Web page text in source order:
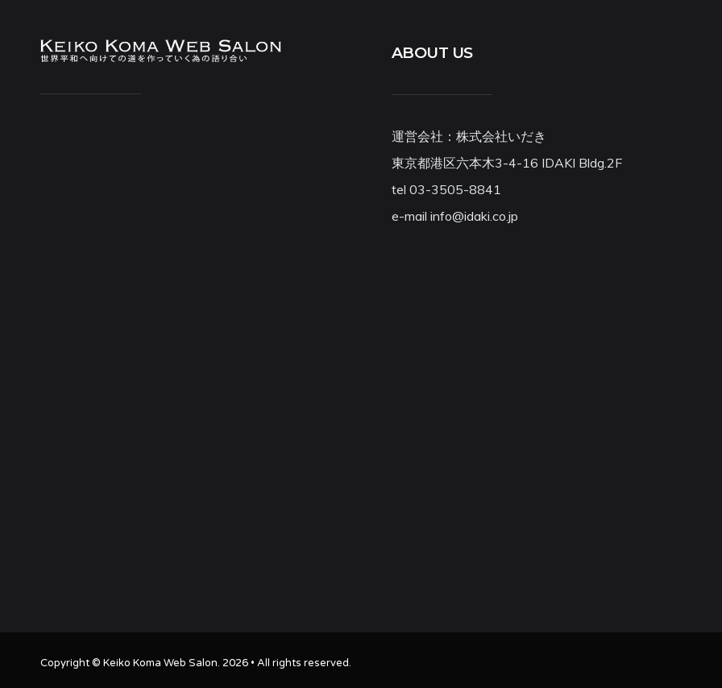
ABOUT US
運営会社：株式会社いだき
東京都港区六本木3-4-16 IDAKI Bldg.2F
tel 03-3505-8841
e-mail info@idaki.co.jp
Copyright ©Keiko Koma Web Salon. 2026 • All rights reserved.